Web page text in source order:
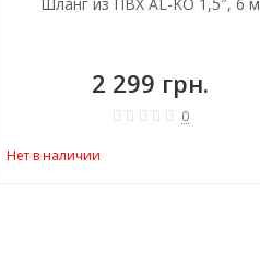
2 299 грн.
0
Нет в наличии